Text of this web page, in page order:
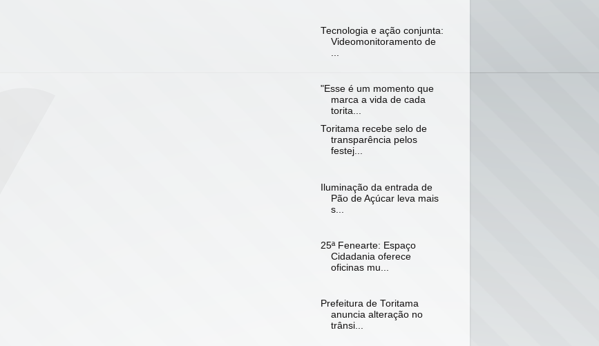
Tecnologia e ação conjunta:
Videomonitoramento de
...
"Esse é um momento que
marca a vida de cada
torita...
Toritama recebe selo de
transparência pelos
festej...
Iluminação da entrada de
Pão de Açúcar leva mais
s...
25ª Fenearte: Espaço
Cidadania oferece
oficinas mu...
Prefeitura de Toritama
anuncia alteração no
trânsi...